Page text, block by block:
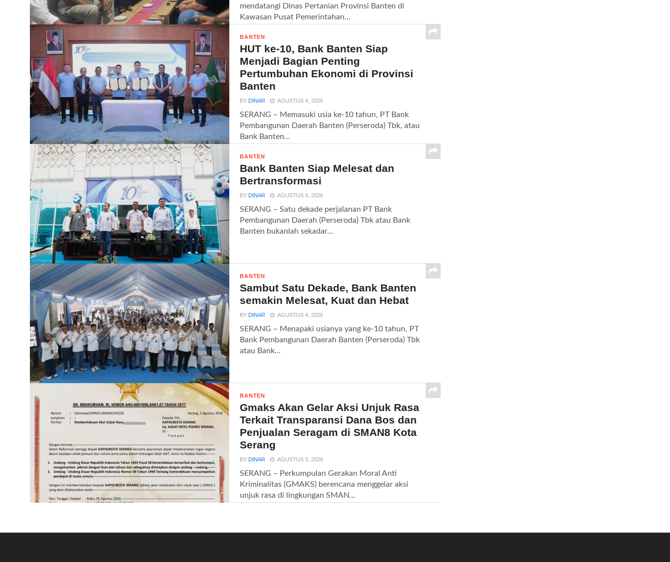
mendatangi Dinas Pertanian Provinsi Banten di
Kawasan Pusat Pemerintahan...
BANTEN
HUT ke-10, Bank Banten Siap
Menjadi Bagian Penting
Pertumbuhan Ekonomi di Provinsi
Banten
BYDINAR AGUSTUS 4, 2026
SERANG – Memasuki usia ke-10 tahun, PT Bank
Pembangunan Daerah Banten (Perseroda) Tbk, atau
Bank Banten...
BANTEN
Bank Banten Siap Melesat dan
Bertransformasi
BYDINAR AGUSTUS 4, 2026
SERANG – Satu dekade perjalanan PT Bank
Pembangunan Daerah (Perseroda) Tbk atau Bank
Banten bukanlah sekadar...
BANTEN
Sambut Satu Dekade, Bank Banten
semakin Melesat, Kuat dan Hebat
BYDINAR AGUSTUS 4, 2026
SERANG – Menapaki usianya yang ke-10 tahun, PT
Bank Pembangunan Daerah Banten (Perseroda) Tbk
atau Bank...
BANTEN
Gmaks Akan Gelar Aksi Unjuk Rasa
Terkait Transparansi Dana Bos dan
Penjualan Seragam di SMAN8 Kota
Serang
BYDINAR AGUSTUS 3, 2026
SERANG – Perkumpulan Gerakan Moral Anti
Kriminalitas (GMAKS) berencana menggelar aksi
unjuk rasa di lingkungan SMAN...